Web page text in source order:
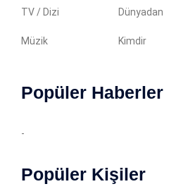
TV / Dizi Dünyadan
Müzik Kimdir
Popüler Haberler
-
Popüler Kişiler